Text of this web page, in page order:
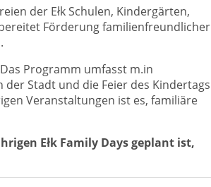
der Ełk Schulen, Kindergärten,
Förderung familienfreundlicher
Programm umfasst m.in
der Stadt und die Feier des Kindertags
Veranstaltungen ist es, familiäre
Ełk Family Days geplant ist,